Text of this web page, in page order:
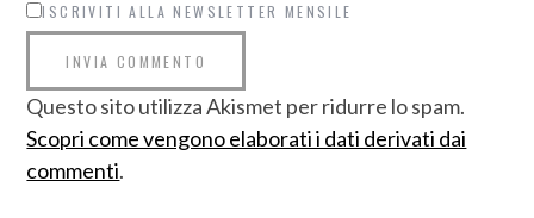
ISCRIVITI ALLA NEWSLETTER MENSILE
Questo sito utilizza Akismet per ridurre lo spam.
Scopri come vengono elaborati i dati derivati dai
commenti.